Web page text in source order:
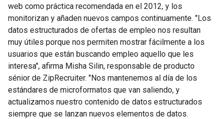
web como práctica recomendada en el 2012, y los
monitorizan y añaden nuevos campos continuamente. "Los
datos estructurados de ofertas de empleo nos resultan
muy útiles porque nos permiten mostrar fácilmente a los
usuarios que están buscando empleo aquello que les
interesa", afirma Misha Silin, responsable de producto
sénior de ZipRecruiter. "Nos mantenemos al día de los
estándares de microformatos que van saliendo, y
actualizamos nuestro contenido de datos estructurados
siempre que se lanzan nuevos elementos de datos.